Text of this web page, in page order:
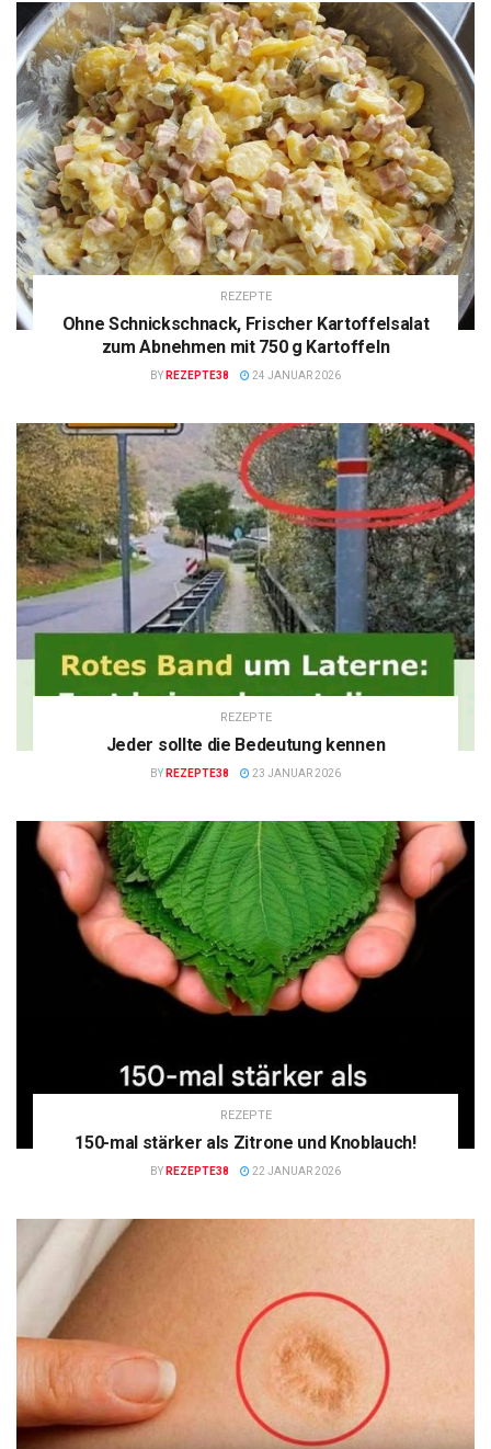
REZEPTE
Ohne Schnickschnack, Frischer Kartoffelsalat
zum Abnehmen mit 750 g Kartoffeln
BY REZEPTE38 24 JANUAR 2026
REZEPTE
Jeder sollte die Bedeutung kennen
BY REZEPTE38 23 JANUAR 2026
REZEPTE
150-mal stärker als Zitrone und Knoblauch!
BY REZEPTE38 22 JANUAR 2026